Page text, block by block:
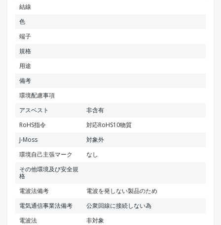
結線
色
端子
規格
用途
備考
環境配慮事項
アスベスト
非含有
RoHS指令
対応RoHS10物質
J-Moss
対象外
環境自己主張マーク
なし
その他環境及び安全規
格
電波法備考
電波を発しない製品のため
電気通信事業法備考
公衆回線に接続しない為
電波法
非対象